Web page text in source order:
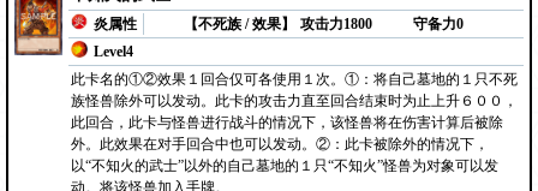
炎属性
【不死族 / 效果】
Level4
攻击力1800 守备力0
此卡名的①②效果１回合仅可各使用１次。①：将自己墓地的１只不死
族怪兽除外可以发动。此卡的攻击力直至回合结束时为止上升６００，
此回合，此卡与怪兽进行战斗的情况下，该怪兽将在伤害计算后被除
外。此效果在对手回合中也可以发动。②：此卡被除外的情况下，
以“不知火的武士”以外的自己墓地的１只“不知火”怪兽为对象可以发
动。将该怪兽加入手牌。